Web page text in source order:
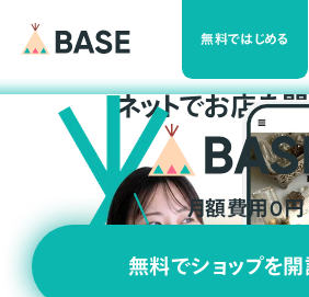
無料ではじめる
ネットでお店を
月額費用0円
無料でショップを開